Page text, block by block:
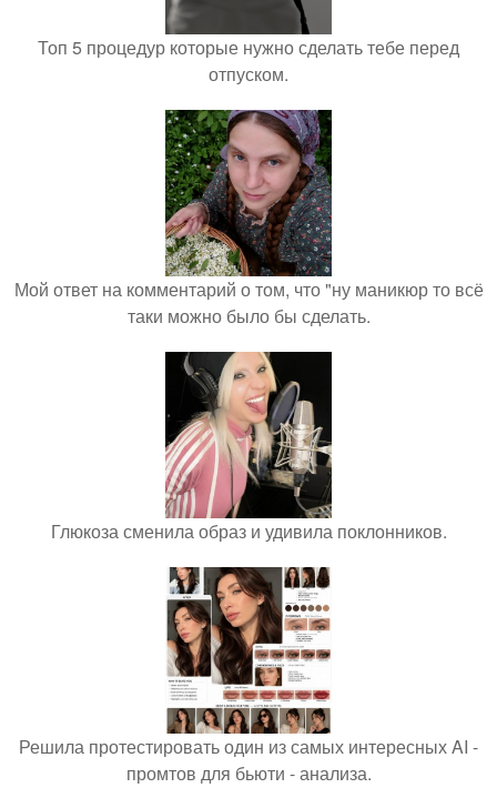
Топ 5 процедур которые нужно сделать тебе перед
отпуском.
Мой ответ на комментарий о том, что "ну маникюр то всё
таки можно было бы сделать.
Глюкоза сменила образ и удивила поклонников.
Решила протестировать один из самых интересных AI -
промтов для бьюти - анализа.